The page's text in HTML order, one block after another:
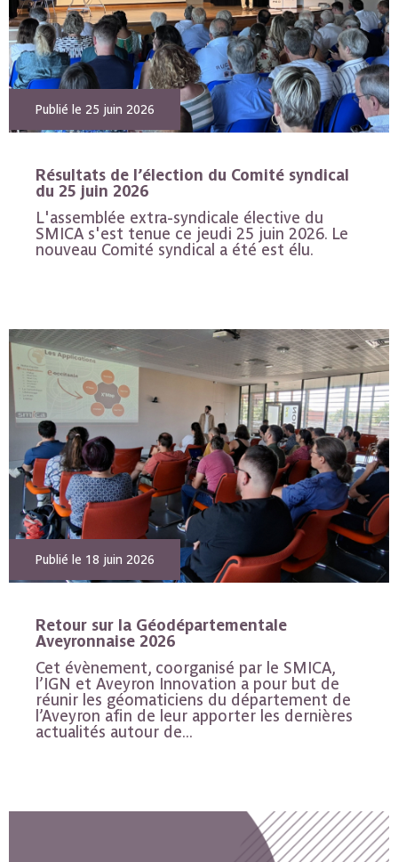
Publié le 25 juin 2026
Résultats de l’élection du Comité syndical
du 25 juin 2026
L'assemblée extra-syndicale élective du
SMICA s'est tenue ce jeudi 25 juin 2026. Le
nouveau Comité syndical a été est élu.
Publié le 18 juin 2026
Retour sur la Géodépartementale
Aveyronnaise 2026
Cet évènement, coorganisé par le SMICA,
l’IGN et Aveyron Innovation a pour but de
réunir les géomaticiens du département de
l’Aveyron afin de leur apporter les dernières
actualités autour de...